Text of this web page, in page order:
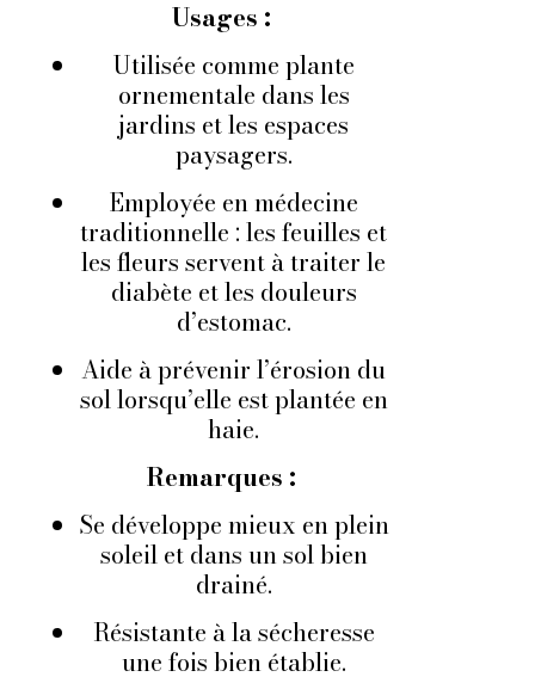
Usages :
Utilisée comme plante
ornementale dans les
jardins et les espaces
paysagers.
Employée en médecine
traditionnelle : les feuilles et
les fleurs servent à traiter le
diabète et les douleurs
d’estomac.
Aide à prévenir l’érosion du
sol lorsqu’elle est plantée en
haie.
Remarques :
Se développe mieux en plein
soleil et dans un sol bien
drainé.
Résistante à la sécheresse
une fois bien établie.